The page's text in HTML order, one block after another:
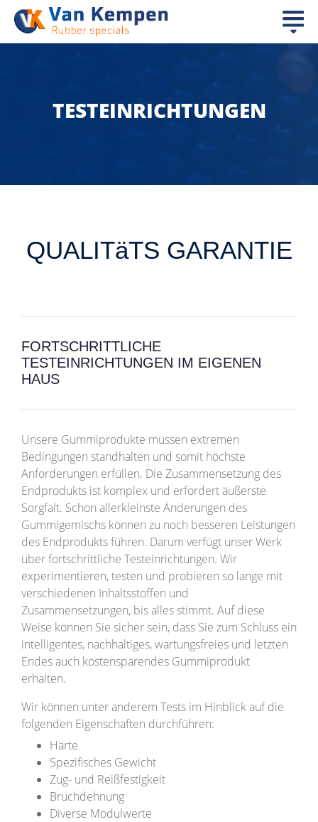
TESTEINRICHTUNGEN
QUALITäTS GARANTIE
FORTSCHRITTLICHE
TESTEINRICHTUNGEN IM EIGENEN
HAUS
Unsere Gummiprodukte müssen extremen
Bedingungen standhalten und somit höchste
Anforderungen erfüllen. Die Zusammensetzung des
Endprodukts ist komplex und erfordert äußerste
Sorgfalt. Schon allerkleinste Änderungen des
Gummigemischs können zu noch besseren Leistungen
des Endprodukts führen. Darum verfügt unser Werk
über fortschrittliche Testeinrichtungen. Wir
experimentieren, testen und probieren so lange mit
verschiedenen Inhaltsstoffen und
Zusammensetzungen, bis alles stimmt. Auf diese
Weise können Sie sicher sein, dass Sie zum Schluss ein
intelligentes, nachhaltiges, wartungsfreies und letzten
Endes auch kostensparendes Gummiprodukt
erhalten.
Wir können unter anderem Tests im Hinblick auf die
folgenden Eigenschaften durchführen:
Härte
Spezifisches Gewicht
Zug- und Reißfestigkeit
Bruchdehnung
Diverse Modulwerte